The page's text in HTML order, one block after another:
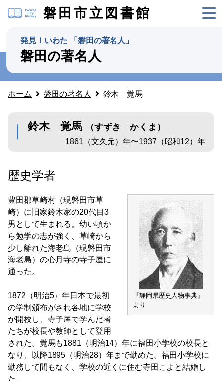
磐田市立図書館
発見！いわた 「磐田の著名人」
磐田の著名人
ホーム 磐田の著名人 鈴木 覚馬
鈴木 覚馬 （すずき かくま）
1861（文久元）年〜1937（昭和12）年
歴史学者
『静岡県歴史人物事典』
より
豊田郡草崎村（現磐田市草
崎）に旧家鈴木家の20代目3
男として生まれる。幼い頃か
ら勉学の志が強く、草崎から
少し離れた海老島（現磐田市
海老島）の心月寺の寺子屋に
通った。
1872（明治5）年日本で最初
の学制頒布がされ各地に学校
が開校し、寺子屋で学んだ者
たちが校長や教師として登用
された。覚馬も1881（明治14）年に福田小学校の校長と
なり、以降1895（明治28）年まで勤めた。福田小学校に
勤務して間もなく、学校の近くに住む寺田こよと結婚し
た。